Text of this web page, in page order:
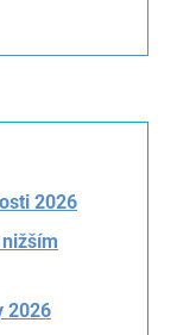
2026
2026